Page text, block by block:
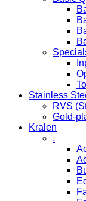
Stainless
RVS
Gold-
Kralen
.